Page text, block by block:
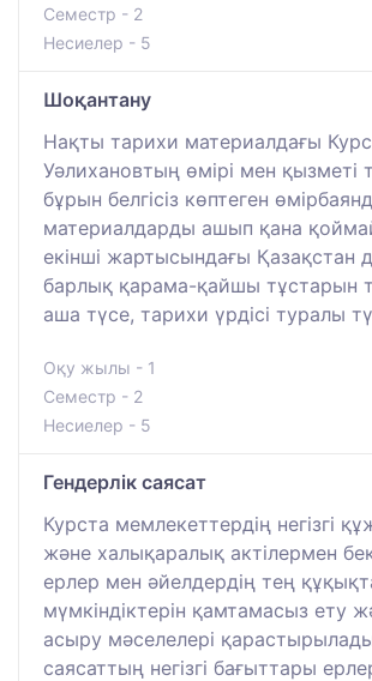
Семестр - 2
Несиелер - 5
Шоқантану
Нақты тарихи материалдағы
Уәлихановтың өмірі мен қызметі
бұрын белгісіз көптеген
материалдарды ашып қана
екінші жартысындағы Қазақстан
барлық қарама-қайшы тұстарын
аша түсе, тарихи үрдісі туралы
Оқу жылы - 1
Семестр - 2
Несиелер - 5
Гендерлік саясат
Курста мемлекеттердің негізгі
және халықаралық актілермен
ерлер мен әйелдердің тең
мүмкіндіктерін қамтамасыз ету
асыру мәселелері
саясаттың негізгі бағыттары